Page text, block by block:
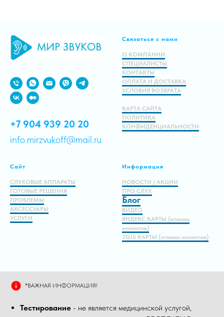
В корзину
+7 904 939 20 20
info.mirzvukoff@mail.ru
Связаться с нами
О КОМПАНИИ
СПЕЦИАЛИСТЫ
КОНТАКТЫ
ОПЛАТА И ДОСТАВКА
УСЛОВИЯ ВОЗВРАТА
КАРТА САЙТА
ПОЛИТИКА
КОНФИДЕНЦИАЛЬНОСТИ
Сайт
СЛУХОВЫЕ АППАРАТЫ
ГОТОВЫЕ РЕШЕНИЯ
ПРОБЛЕМЫ
АКСЕССУАРЫ
УСЛУГИ
Информация
НОВОСТИ / АКЦИИ
ПРО СЛУХ
Блог
ВИДЕО
ЯНДЕКС КАРТЫ (отзывы
клиентов)
2GIS КАРТЫ (отзывы клиентов)
*ВАЖНАЯ ИНФОРМАЦИЯ!
Тестирование - не является медицинской услугой,